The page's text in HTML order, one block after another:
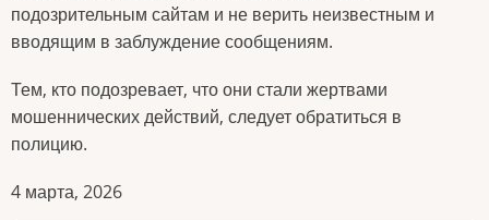
подозрительным сайтам и не верить неизвестным и
вводящим в заблуждение сообщениям.
Тем, кто подозревает, что они стали жертвами
мошеннических действий, следует обратиться в
полицию.
4 марта, 2026